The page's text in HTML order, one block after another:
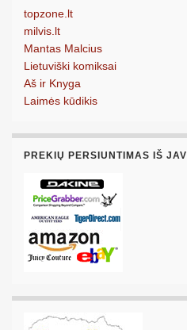
topzone.lt
milvis.lt
Mantas Malcius
Lietuviški komiksai
Aš ir Knyga
Laimės kūdikis
PREKIŲ PERSIUNTIMAS IŠ JAV